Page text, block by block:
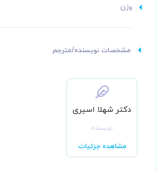
وزن
مشخصات نویسنده/مترجم
دکتر شهلا اسیری
نویسنده
مشاهده جزئیات